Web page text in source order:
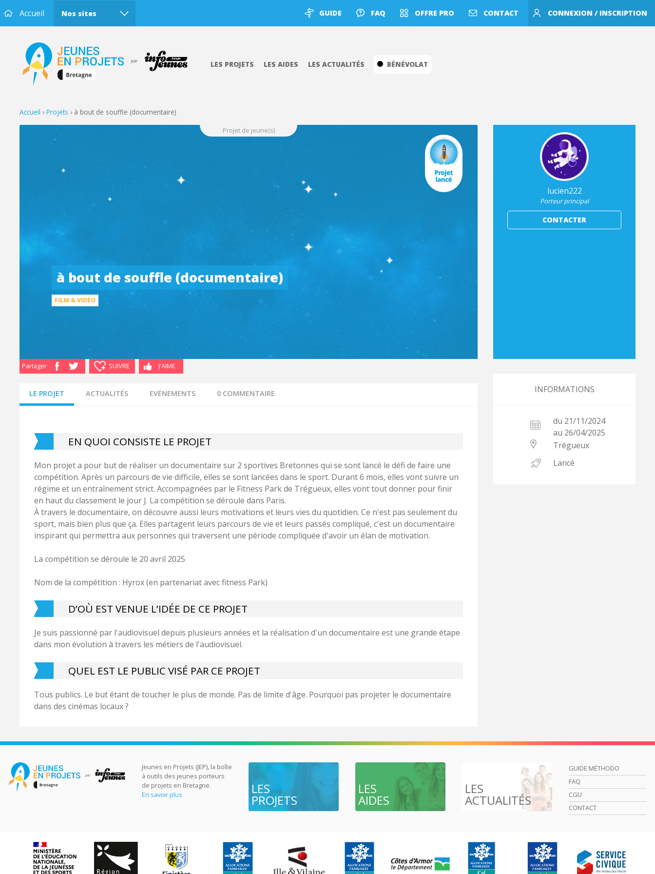
Accueil Nos sites GUIDE FAQ OFFRE PRO CONTACT CONNEXION / INSCRIPTION
LES PROJETS LES AIDES LES ACTUALITÉS BÉNÉVOLAT
Accueil › Projets › à bout de souffle (documentaire)
Projet de jeune(s)
à bout de souffle (documentaire)
FILM & VIDÉO
Partager SUIVRE J'AIME
lucien222
Porteur principal
CONTACTER
LE PROJET ACTUALITÉS EVÉNEMENTS 0 COMMENTAIRE
EN QUOI CONSISTE LE PROJET
Mon projet a pour but de réaliser un documentaire sur 2 sportives Bretonnes qui se sont lancé le défi de faire une
compétition. Après un parcours de vie difficile, elles se sont lancées dans le sport. Durant 6 mois, elles vont suivre un
régime et un entraînement strict. Accompagnées par le Fitness Park de Trégueux, elles vont tout donner pour finir
en haut du classement le jour J. La compétition se déroule dans Paris.
À travers le documentaire, on découvre aussi leurs motivations et leurs vies du quotidien. Ce n'est pas seulement du
sport, mais bien plus que ça. Elles partagent leurs parcours de vie et leurs passés compliqué, c'est un documentaire
inspirant qui permettra aux personnes qui traversent une période compliquée d'avoir un élan de motivation.
La compétition se déroule le 20 avril 2025
Nom de la compétition : Hyrox (en partenariat avec fitness Park)
D’OÙ EST VENUE L’IDÉE DE CE PROJET
Je suis passionné par l'audiovisuel depuis plusieurs années et la réalisation d'un documentaire est une grande étape
dans mon évolution à travers les métiers de l'audiovisuel.
QUEL EST LE PUBLIC VISÉ PAR CE PROJET
Tous publics. Le but étant de toucher le plus de monde. Pas de limite d'âge. Pourquoi pas projeter le documentaire
dans des cinémas locaux ?
INFORMATIONS
du 21/11/2024
au 26/04/2025
Trégueux
Lancé
Jeunes en Projets (JEP), la boîte
à outils des jeunes porteurs
de projets en Bretagne.
En savoir plus
LES
PROJETS
LES
AIDES
LES
ACTUALITÉS
GUIDE MÉTHODO
FAQ
CGU
CONTACT